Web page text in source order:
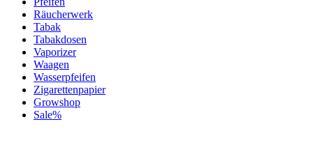
Räucherwerk
Tabak
Tabakdosen
Vaporizer
Waagen
Wasserpfeifen
Zigarettenpapier
Growshop
Sale%